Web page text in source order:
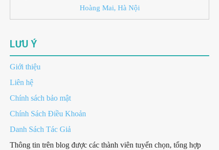
Hoàng Mai, Hà Nội
LƯU Ý
Giới thiệu
Liên hệ
Chính sách bảo mật
Chính Sách Điều Khoản
Danh Sách Tác Giả
Thông tin trên blog được các thành viên tuyển chọn, tổng hợp